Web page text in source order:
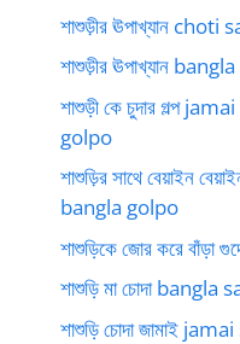
শাশুড়ীর ঊপাখ্যান choti
শাশুড়ীর ঊপাখ্যান
শাশুড়ী কে চুদার গল্প
golpo
শাশুড়ির সাথে বেয়াইন
bangla golpo
শাশুড়িকে জোর করে বাঁড়া
শাশুড়ি মা চোদা
শাশুড়ি চোদা জামাই